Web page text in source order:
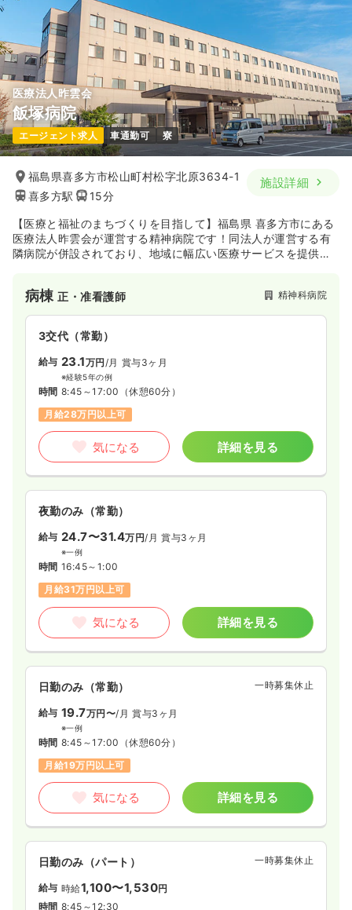
時給1,000円以上可
気になる 詳細を見る
医療法人昨雲会
飯塚病院
エージェント求人 車通勤可 寮
福島県喜多方市松山町村松字北原3634-1
喜多方駅
15分
施設詳細
【医療と福祉のまちづくりを目指して】福島県 喜多方市にある
医療法人昨雲会が運営する精神病院です！同法人が運営する有
隣病院が併設されており、地域に幅広い医療サービスを提供し
病棟正・准看護師 精神科病院
3交代（常勤）
給与 23.1万円 /月 賞与3ヶ月
※経験5年の例
時間 8:45～17:00 （休憩60分）
月給28万円以上可
気になる 詳細を見る
夜勤のみ（常勤）
給与 24.7〜31.4万円/月 賞与3ヶ月
※一例
時間 16:45～1:00
月給31万円以上可
気になる 詳細を見る
日勤のみ（常勤） 一時募集休止
給与 19.7万円〜/月 賞与3ヶ月
※一例
時間 8:45～17:00 （休憩60分）
月給19万円以上可
気になる 詳細を見る
日勤のみ（パート） 一時募集休止
給与 時給1,100〜1,530円
時間 8:45～12:30